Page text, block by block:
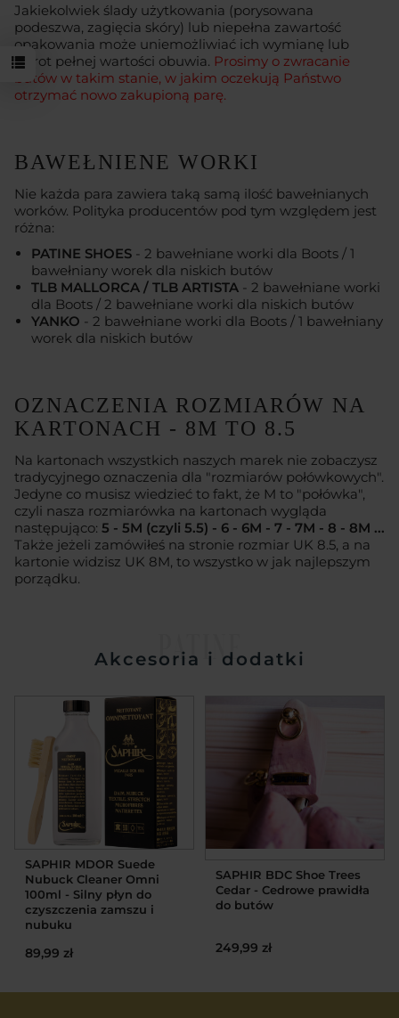
Jakiekolwiek ślady użytkowania (porysowana
podeszwa, zagięcia skóry) lub niepełna zawartość
opakowania może uniemożliwiać ich wymianę lub
zwrot pełnej wartości obuwia. Prosimy o zwracanie
butów w takim stanie, w jakim oczekują Państwo
otrzymać nowo zakupioną parę.
BAWEŁNIENE WORKI
Nie każda para zawiera taką samą ilość bawełnianych
worków. Polityka producentów pod tym względem jest
różna:
PATINE SHOES - 2 bawełniane worki dla Boots / 1
bawełniany worek dla niskich butów
TLB MALLORCA / TLB ARTISTA - 2 bawełniane worki
dla Boots / 2 bawełniane worki dla niskich butów
YANKO - 2 bawełniane worki dla Boots / 1 bawełniany
worek dla niskich butów
OZNACZENIA ROZMIARÓW NA
KARTONACH - 8M TO 8.5
Na kartonach wszystkich naszych marek nie zobaczysz
tradycyjnego oznaczenia dla "rozmiarów połówkowych".
Jedyne co musisz wiedzieć to fakt, że M to "połówka",
czyli nasza rozmiarówka na kartonach wygląda
następująco: 5 - 5M (czyli 5.5) - 6 - 6M - 7 - 7M - 8 - 8M ...
Także jeżeli zamówiłeś na stronie rozmiar UK 8.5, a na
kartonie widzisz UK 8M, to wszystko w jak najlepszym
porządku.
PATINE
Akcesoria i dodatki
SAPHIR MDOR Suede
Nubuck Cleaner Omni
100ml - Silny płyn do
czyszczenia zamszu i
nubuku
89,99 zł
SAPHIR BDC Shoe Trees
Cedar - Cedrowe prawidła
do butów
249,99 zł